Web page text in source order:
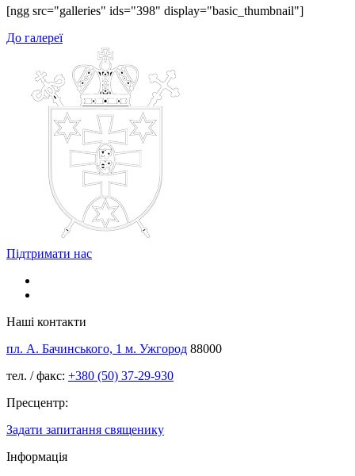
[ngg src="galleries" ids="398" display="basic_thumbnail"]
До галереї
Підтримати нас
Наші контакти
пл. А. Бачинського, 1 м. Ужгород 88000
тел. / факс: +380 (50) 37-29-930
Пресцентр:
Задати запитання священику
Інформація